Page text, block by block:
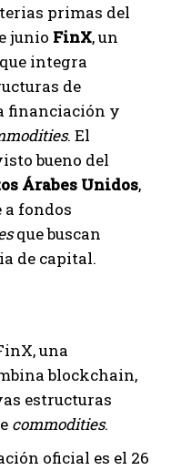
primas del
junio FinX, un
integra
de
financiación y
. El
bueno del
Árabes Unidos,
fondos
que buscan
de capital.
una
blockchain,
estructuras
commodities.
oficial es el 26